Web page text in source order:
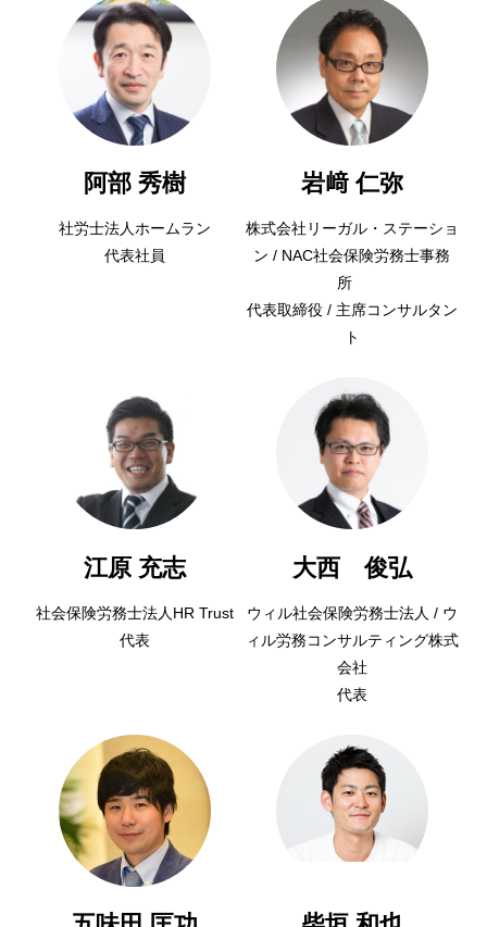
阿部 秀樹
社労士法人ホームラン
代表社員
岩﨑 仁弥
株式会社リーガル・ステーショ
ン / NAC社会保険労務士事務
所
代表取締役 / 主席コンサルタン
ト
江原 充志
社会保険労務士法人HR Trust
代表
大西 俊弘
ウィル社会保険労務士法人 / ウ
ィル労務コンサルティング株式
会社
代表